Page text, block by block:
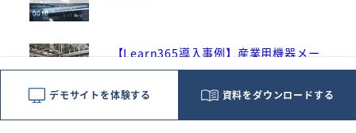
【Learn365導入事例】産業用機器メー
カー様
デモサイトを体験する 資料をダウンロードする